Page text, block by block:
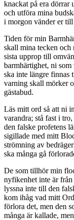
knackat på era dörrar
och utföra mina
i morgon vänder er till
Tiden för min
skall mina tecken
sista upprop till
barmhärtighet, ni
ska inte längre finnas
varning skall mörker
gästabud.
Läs mitt ord så att ni
varandra; stå fast i
den falske profetens
sigillade med mitt
strömning av
ska många gå
De som tillhör min
nyfikenhet inte är från
lyssna inte till den
kom ihåg vad mitt
förlora det, men den
många är kallade,